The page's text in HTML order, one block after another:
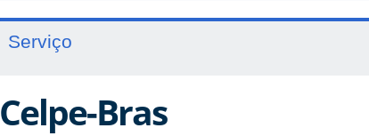
Serviço
Celpe-Bras